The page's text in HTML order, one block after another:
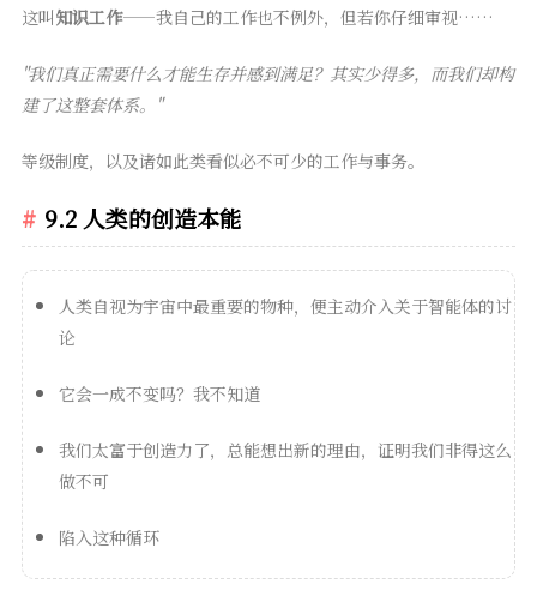
这叫知识工作——我自己的工作也不例外，但若你仔细审视……
"我们真正需要什么才能生存并感到满足？其实少得多，而我们却构
建了这整套体系。"
等级制度，以及诸如此类看似必不可少的工作与事务。
9.2 人类的创造本能
人类自视为宇宙中最重要的物种，便主动介入关于智能体的讨
论
它会一成不变吗？我不知道
我们太富于创造力了，总能想出新的理由，证明我们非得这么
做不可
陷入这种循环